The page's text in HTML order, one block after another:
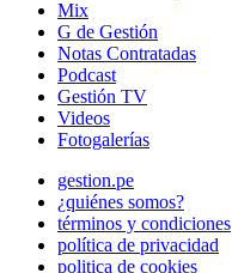
Mix
G de Gestión
Notas Contratadas
Podcast
Gestión TV
Videos
Fotogalerías
gestion.pe
¿quiénes somos?
términos y condiciones
política de privacidad
politica de cookies